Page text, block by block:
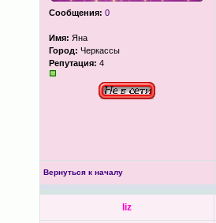
Сообщения: 0
Имя: Яна
Город: Черкассы
Репутация: 4
Вернуться к началу
liz